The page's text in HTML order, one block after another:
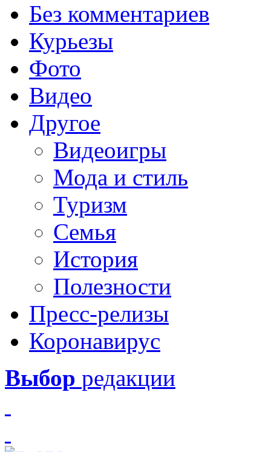
Без комментариев
Курьезы
Фото
Видео
Другое
Видеоигры
Мода и стиль
Туризм
Семья
История
Полезности
Пресс-релизы
Коронавирус
Выбор редакции